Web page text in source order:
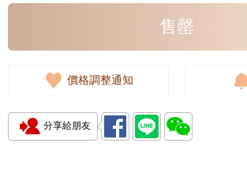
售罄
價格調整通知
分享給朋友